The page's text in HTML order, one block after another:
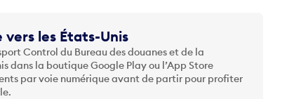
les États-Unis
Control du Bureau des douanes et de la
dans la boutique Google Play ou l’App Store
par voie numérique avant de partir pour profiter